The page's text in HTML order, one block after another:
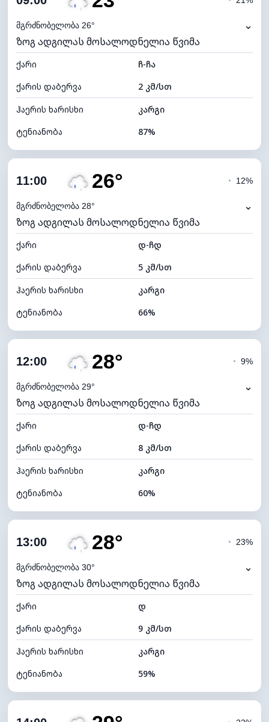
ნამის წერტილი
ხილვადობა
10 კმ
განათების ინდექსი 4 (მკრთალი)
ღრუბლის სიმაღლე 6000 მ
მგრძნობელობა 26° ⌄
ზოგ ადგილას მოსალოდნელია წვიმა
ქარი
ჩ-ჩა
ქარის დაბერვა
2 კმ/სთ
ჰაერის ხარისხი
კარგი
ტენიანობა
87%
ღრუბლიანობა
ნამის წერტილი
ხილვადობა
10 კმ
განათების ინდექსი 4 (მკრთალი)
ღრუბლის სიმაღლე 6880 მ
11:00 26°
მგრძნობელობა 28°
◔ 12%
⌄
ზოგ ადგილას მოსალოდნელია წვიმა
ქარი
დ-ჩდ
ქარის დაბერვა
5 კმ/სთ
ჰაერის ხარისხი
კარგი
ტენიანობა
66%
ღრუბლიანობა
ნამის წერტილი
ხილვადობა
10 კმ
განათების ინდექსი 4 (მკრთალი)
ღრუბლის სიმაღლე 6400 მ
12:00 28°
მგრძნობელობა 29°
◔ 9%
⌄
ზოგ ადგილას მოსალოდნელია წვიმა
ქარი
დ-ჩდ
ქარის დაბერვა
8 კმ/სთ
ჰაერის ხარისხი
კარგი
ტენიანობა
60%
ღრუბლიანობა
ნამის წერტილი
ხილვადობა
10 კმ
განათების ინდექსი 7 (ნათელი)
ღრუბლის სიმაღლე 7520 მ
13:00 28°
მგრძნობელობა 30°
◔ 23%
⌄
ზოგ ადგილას მოსალოდნელია წვიმა
ქარი
დ
ქარის დაბერვა
9 კმ/სთ
ჰაერის ხარისხი
კარგი
ტენიანობა
59%
ღრუბლიანობა